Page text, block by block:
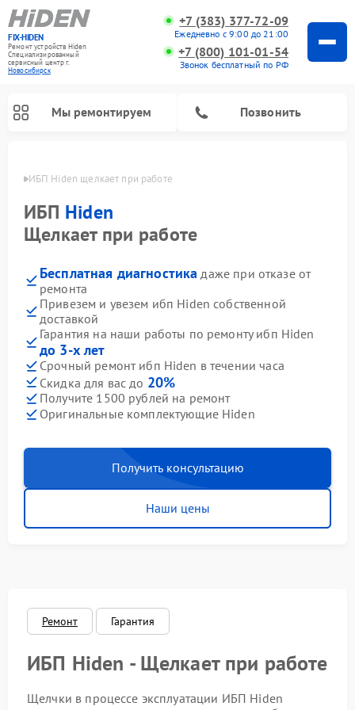
FIX-HIDEN
Ремонт устройств Hiden
Специализированный
cервисный центр г.
Новосибирск
+7 (383) 377-72-09
Ежедневно с 9:00 до 21:00
+7 (800) 101-01-54
Звонок бесплатный по РФ
Мы ремонтируем Позвонить
ИБП Hiden щелкает при работе
ИБП Hiden
Щелкает при работе
Бесплатная диагностика даже при отказе от
ремонта
Привезем и увезем ибп Hiden собственной
доставкой
Гарантия на наши работы по ремонту ибп Hiden
до 3-х лет
Срочный ремонт ибп Hiden в течении часа
Скидка для вас до 20%
Получите 1500 рублей на ремонт
Оригинальные комплектующие Hiden
Получить консультацию
Наши цены
Ремонт Гарантия
ИБП Hiden - Щелкает при работе
Щелчки в процессе эксплуатации ИБП Hiden